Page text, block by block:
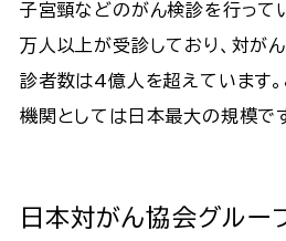
子宮頸などのがん検診を行って
万人以上が受診しており、対が
診者数は4億人を超えています
機関としては日本最大の規模です
日本対がん協会グルー